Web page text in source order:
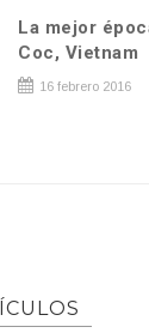
La mejor
Coc, Vietnam
16 febrero 2016